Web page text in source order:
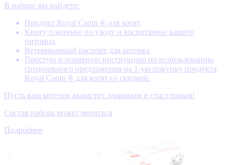
В наборе вы найдете:
Продукт Royal Canin ® для котят,
Книгу о котенке по уходу и воспитанию вашего
питомца,
Ветеринарный паспорт для котенка
Простую и понятную инструкцию по использованию
специального предложения на 1-ую покупку продукта
Royal Canin ® для котят со скидкой.
Пусть ваш котенок вырастит здоровым и счастливым!
Состав набора может меняться
Подробнее